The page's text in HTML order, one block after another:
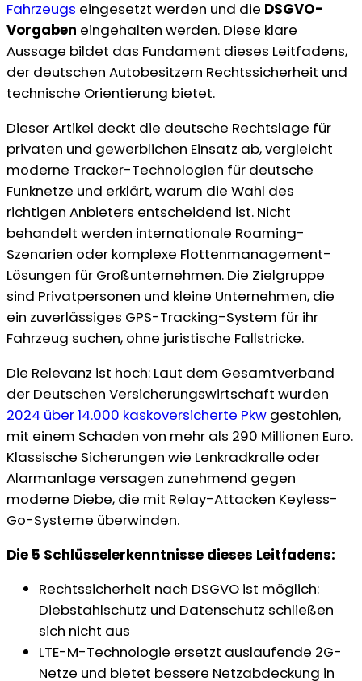
Fahrzeugs eingesetzt werden und die DSGVO-
Vorgaben eingehalten werden. Diese klare
Aussage bildet das Fundament dieses Leitfadens,
der deutschen Autobesitzern Rechtssicherheit und
technische Orientierung bietet.
Dieser Artikel deckt die deutsche Rechtslage für
privaten und gewerblichen Einsatz ab, vergleicht
moderne Tracker-Technologien für deutsche
Funknetze und erklärt, warum die Wahl des
richtigen Anbieters entscheidend ist. Nicht
behandelt werden internationale Roaming-
Szenarien oder komplexe Flottenmanagement-
Lösungen für Großunternehmen. Die Zielgruppe
sind Privatpersonen und kleine Unternehmen, die
ein zuverlässiges GPS-Tracking-System für ihr
Fahrzeug suchen, ohne juristische Fallstricke.
Die Relevanz ist hoch: Laut dem Gesamtverband
der Deutschen Versicherungswirtschaft wurden
2024 über 14.000 kaskoversicherte Pkw gestohlen,
mit einem Schaden von mehr als 290 Millionen Euro.
Klassische Sicherungen wie Lenkradkralle oder
Alarmanlage versagen zunehmend gegen
moderne Diebe, die mit Relay-Attacken Keyless-
Go-Systeme überwinden.
Die 5 Schlüsselerkenntnisse dieses Leitfadens:
Rechtssicherheit nach DSGVO ist möglich:
Diebstahlschutz und Datenschutz schließen
sich nicht aus
LTE-M-Technologie ersetzt auslaufende 2G-
Netze und bietet bessere Netzabdeckung in